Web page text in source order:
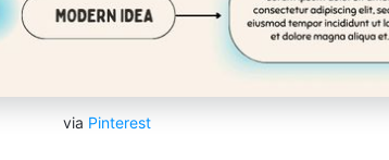
via Pinterest